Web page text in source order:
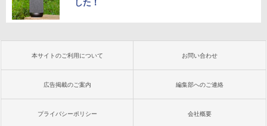
した！
本サイトのご利用について お問い合わせ
広告掲載のご案内 編集部へのご連絡
プライバシーポリシー 会社概要